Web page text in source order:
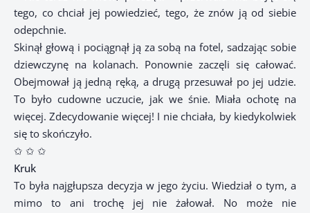
tego, co chciał jej powiedzieć, tego, że znów ją od siebie
odepchnie.
Skinął głową i pociągnął ją za sobą na fotel, sadzając sobie
dziewczynę na kolanach. Ponownie zaczęli się całować.
Obejmował ją jedną ręką, a drugą przesuwał po jej udzie.
To było cudowne uczucie, jak we śnie. Miała ochotę na
więcej. Zdecydowanie więcej! I nie chciała, by kiedykolwiek
się to skończyło.
✩ ✩ ✩
Kruk
To była najgłupsza decyzja w jego życiu. Wiedział o tym, a
mimo to ani trochę jej nie żałował. No może nie